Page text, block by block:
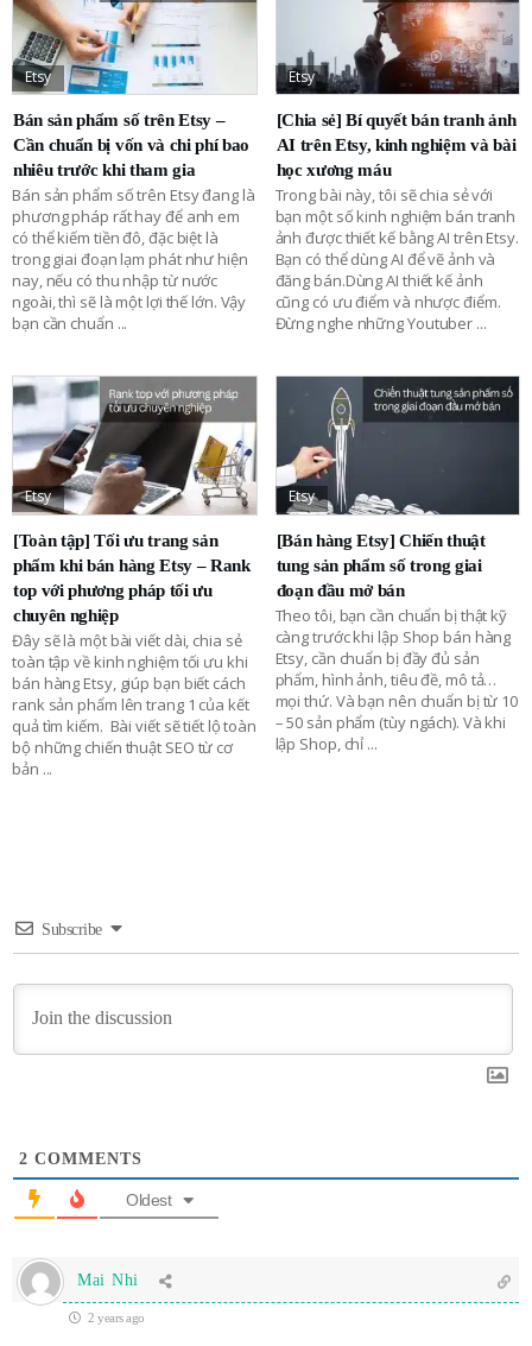
Etsy
Bán sản phẩm số trên Etsy –
Cần chuẩn bị vốn và chi phí bao
nhiêu trước khi tham gia
Bán sản phẩm số trên Etsy đang là
phương pháp rất hay để anh em
có thể kiếm tiền đô, đặc biệt là
trong giai đoạn lạm phát như hiện
nay, nếu có thu nhập từ nước
ngoài, thì sẽ là một lợi thế lớn. Vậy
bạn cần chuẩn ...
Etsy
[Chia sẻ] Bí quyết bán tranh ảnh
AI trên Etsy, kinh nghiệm và bài
học xương máu
Trong bài này, tôi sẽ chia sẻ với
bạn một số kinh nghiệm bán tranh
ảnh được thiết kế bằng AI trên Etsy.
Bạn có thể dùng AI để vẽ ảnh và
đăng bán.Dùng AI thiết kế ảnh
cũng có ưu điểm và nhược điểm.
Đừng nghe những Youtuber ...
Etsy
[Toàn tập] Tối ưu trang sản
phẩm khi bán hàng Etsy – Rank
top với phương pháp tối ưu
chuyên nghiệp
Đây sẽ là một bài viết dài, chia sẻ
toàn tập về kinh nghiệm tối ưu khi
bán hàng Etsy, giúp bạn biết cách
rank sản phẩm lên trang 1 của kết
quả tìm kiếm. Bài viết sẽ tiết lộ toàn
bộ những chiến thuật SEO từ cơ
bản ...
Etsy
[Bán hàng Etsy] Chiến thuật
tung sản phẩm số trong giai
đoạn đầu mở bán
Theo tôi, bạn cần chuẩn bị thật kỹ
càng trước khi lập Shop bán hàng
Etsy, cần chuẩn bị đầy đủ sản
phẩm, hình ảnh, tiêu đề, mô tả…
mọi thứ. Và bạn nên chuẩn bị từ 10
– 50 sản phẩm (tùy ngách). Và khi
lập Shop, chỉ ...
Subscribe
2 COMMENTS
Oldest
Mai Nhi
2 years ago